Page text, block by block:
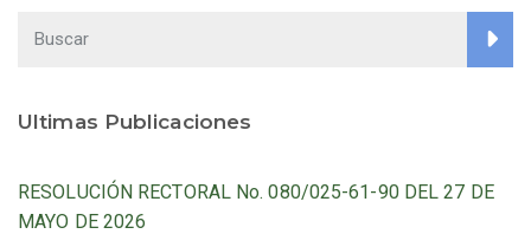
entradas
Ultimas Publicaciones
RESOLUCIÓN RECTORAL No. 080/025-61-90 DEL 27 DE
MAYO DE 2026